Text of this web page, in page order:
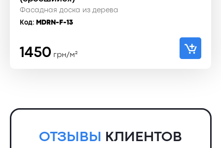
Фасадная доска из дерева
Код: MDRN-F-13
1450 грн/м²
ОТЗЫВЫ КЛИЕНТОВ